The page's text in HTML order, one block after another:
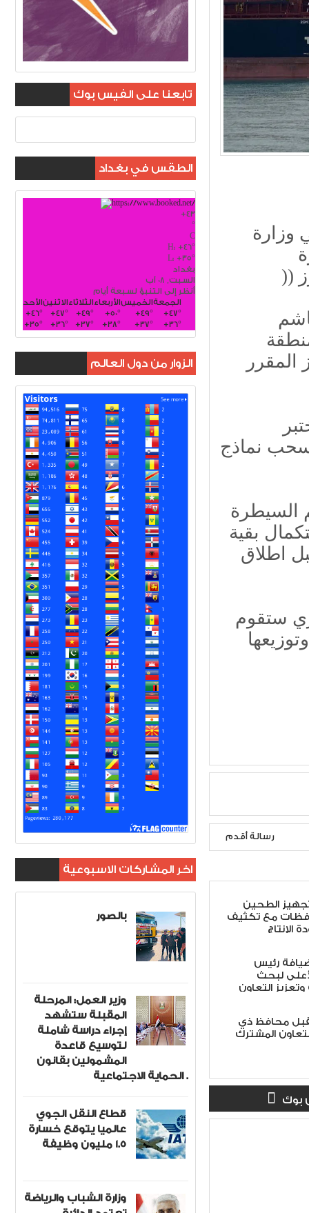
وزارة
المقرر
نماذج
بقية
اطلاق
ستقوم
رسالة أقدم
تجهيز الطحين
مع تكثيف
الإنتاج
رئيس
لبحث
وتعزيز التعاون
محافظ ذي
المشترك
بوك
تابعنا على الفيس بوك
الطقس في بغداد
+43
°
C
H: +46°
L: +35°
بغداد
السبت, 08 آب
أنظر إلى التنبؤ لسبعة أيام
الأحدالاثنينالثلاثاءالأربعاءالخميسالجمعة
+46° +47° +49° +50° +49° +47°
+35° +36° +37° +38° +37° +36°
الزوار من دول العالم
اخر المشاركات الاسبوعية
بالصور
وزير العمل: المرحلة
المقبلة ستشهد
إجراء دراسة شاملة
لتوسيع قاعدة
المشمولين بقانون
الحماية الاجتماعية .
قطاع النقل الجوي
عالميا يتوقع خسارة
1.5 مليون وظيفة
وزارة الشباب والرياضة